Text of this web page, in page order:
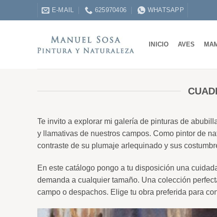
E-MAIL 625970406 WHATSAPP
INICIO AVES
Te invito a explorar mi galería de pinturas de
y llamativas de nuestros campos. Como pintor de
contraste de su plumaje arlequinado y sus
En este catálogo pongo a tu disposición una
demanda a cualquier tamaño. Una colección
campo o despachos. Elige tu obra preferida para